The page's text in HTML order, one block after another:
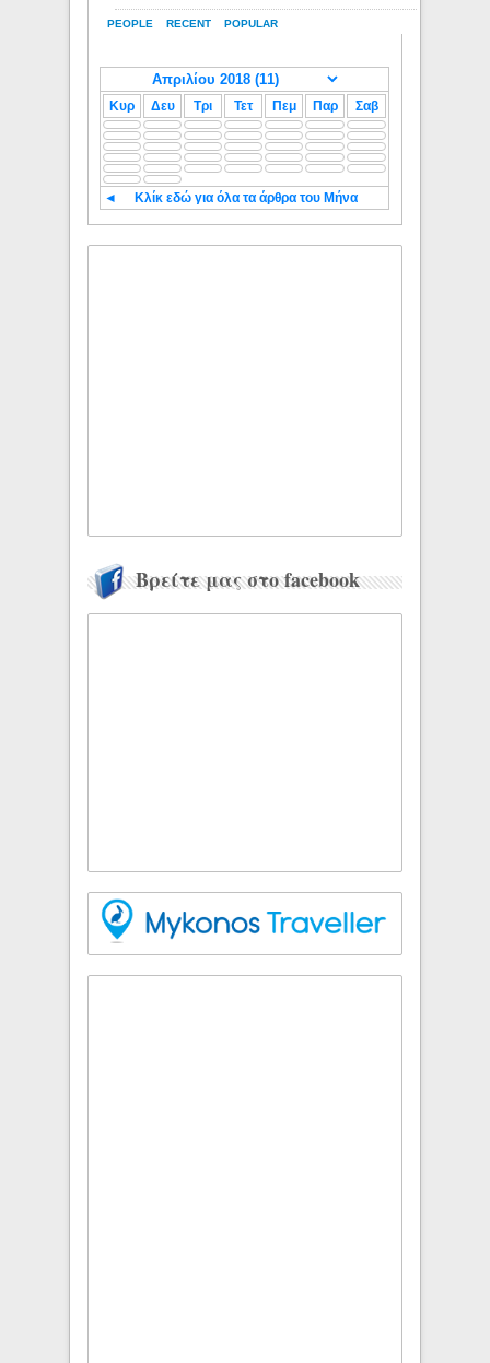
PEOPLE RECENT POPULAR
Κυρ Δευ Τρι Τετ Πεμ Παρ Σαβ
◄ Κλίκ εδώ για όλα τα άρθρα του Μήνα
Βρείτε μας στο facebook